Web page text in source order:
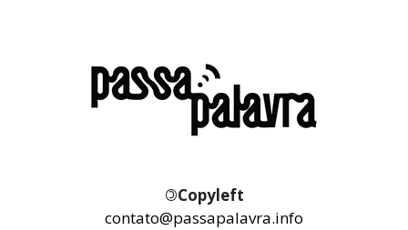
©Copyleft
contato@passapalavra.info